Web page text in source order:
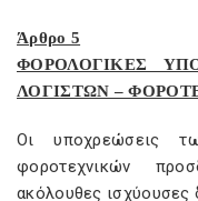
Άρθρο 5
ΦΟΡΟΛΟΓΙΚΕΣ
ΛΟΓΙΣΤΩΝ –
Οι υποχρεώσεις
φοροτεχνικών
ακόλουθες ισχύουσες